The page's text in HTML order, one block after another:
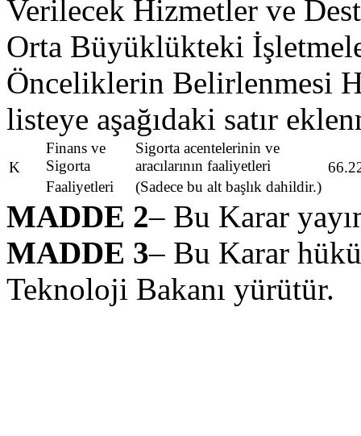
Verilecek Hizmetler ve
Orta Büyüklükteki
Önceliklerin Belirlenmesi
listeye aşağıdaki satır
K
Finans ve
Sigorta
Sigorta acentelerinin ve
aracılarının faaliyetleri
Faaliyetleri
(Sadece bu alt başlık dahildir.)
MADDE 2– Bu Karar
MADDE 3– Bu Karar
Teknoloji Bakanı yürütür.